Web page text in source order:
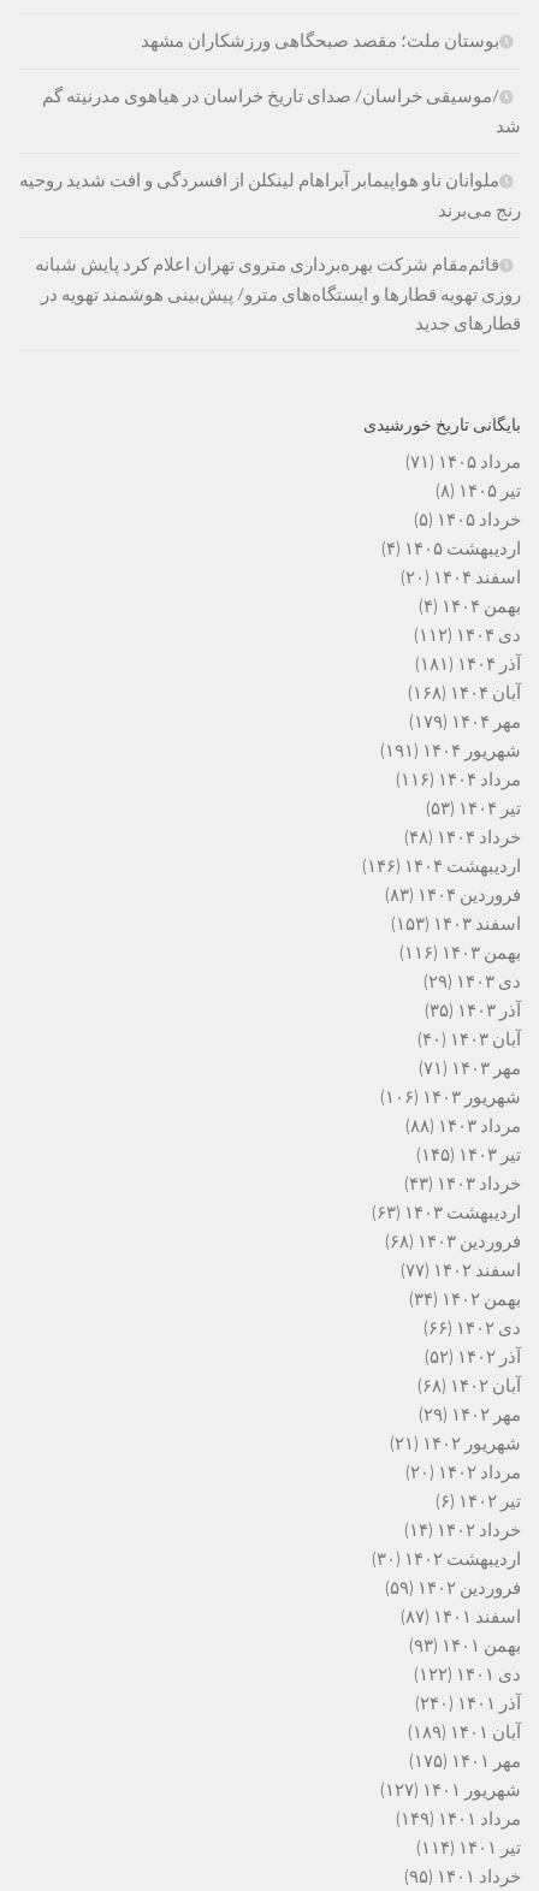
بوستان ملت؛ مقصد صبحگاهی ورزشکاران مشهد
/موسیقی خراسان/ صدای تاریخ خراسان در هیاهوی مدرنیته گم
شد
ملوانان ناو هواپیمابر آبراهام لینکلن از افسردگی و افت شدید روحیه
رنج می‌برند
قائم‌مقام شرکت بهره‌برداری متروی تهران اعلام کرد پایش شبانه
روزی تهویه قطارها و ایستگاه‌های مترو/ پیش‌بینی هوشمند تهویه در
قطارهای جدید
بایگانی تاریخ خورشیدی
مرداد ۱۴۰۵
(۷۱)
تیر ۱۴۰۵
(۸)
خرداد ۱۴۰۵
(۵)
اردیبهشت ۱۴۰۵
(۴)
اسفند ۱۴۰۴
(۲۰)
بهمن ۱۴۰۴
(۴)
دی ۱۴۰۴
(۱۱۲)
آذر ۱۴۰۴
(۱۸۱)
آبان ۱۴۰۴
(۱۶۸)
مهر ۱۴۰۴
(۱۷۹)
شهریور ۱۴۰۴
(۱۹۱)
مرداد ۱۴۰۴
(۱۱۶)
تیر ۱۴۰۴
(۵۳)
خرداد ۱۴۰۴
(۴۸)
اردیبهشت ۱۴۰۴
(۱۴۶)
فروردین ۱۴۰۴
(۸۳)
اسفند ۱۴۰۳
(۱۵۳)
بهمن ۱۴۰۳
(۱۱۶)
دی ۱۴۰۳
(۲۹)
آذر ۱۴۰۳
(۳۵)
آبان ۱۴۰۳
(۴۰)
مهر ۱۴۰۳
(۷۱)
شهریور ۱۴۰۳
(۱۰۶)
مرداد ۱۴۰۳
(۸۸)
تیر ۱۴۰۳
(۱۴۵)
خرداد ۱۴۰۳
(۴۳)
اردیبهشت ۱۴۰۳
(۶۳)
فروردین ۱۴۰۳
(۶۸)
اسفند ۱۴۰۲
(۷۷)
بهمن ۱۴۰۲
(۳۴)
دی ۱۴۰۲
(۶۶)
آذر ۱۴۰۲
(۵۲)
آبان ۱۴۰۲
(۶۸)
مهر ۱۴۰۲
(۲۹)
شهریور ۱۴۰۲
(۲۱)
مرداد ۱۴۰۲
(۲۰)
تیر ۱۴۰۲
(۶)
خرداد ۱۴۰۲
(۱۴)
اردیبهشت ۱۴۰۲
(۳۰)
فروردین ۱۴۰۲
(۵۹)
اسفند ۱۴۰۱
(۸۷)
بهمن ۱۴۰۱
(۹۳)
دی ۱۴۰۱
(۱۲۲)
آذر ۱۴۰۱
(۲۴۰)
آبان ۱۴۰۱
(۱۸۹)
مهر ۱۴۰۱
(۱۷۵)
شهریور ۱۴۰۱
(۱۲۷)
مرداد ۱۴۰۱
(۱۴۹)
تیر ۱۴۰۱
(۱۱۴)
خرداد ۱۴۰۱
(۹۵)